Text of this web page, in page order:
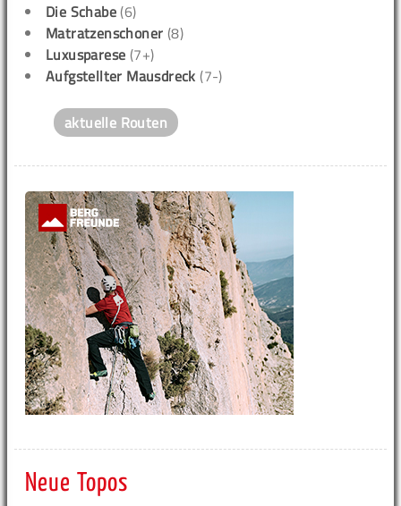
Die Schabe (6)
Matratzenschoner (8)
Luxusparese (7+)
Aufgstellter Mausdreck (7-)
aktuelle Routen
Neue Topos